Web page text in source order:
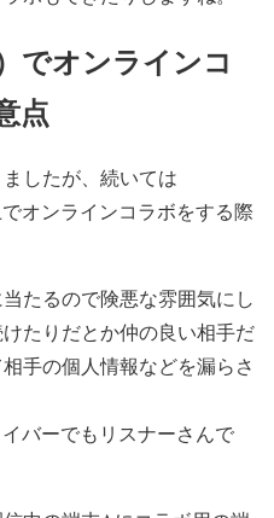
でオンラインコ
点
したが、続いては
オンラインコラボをする際
たるので険悪な雰囲気にし
たりだとか仲の良い相手だ
手の個人情報などを漏らさ
バーでもリスナーさんで